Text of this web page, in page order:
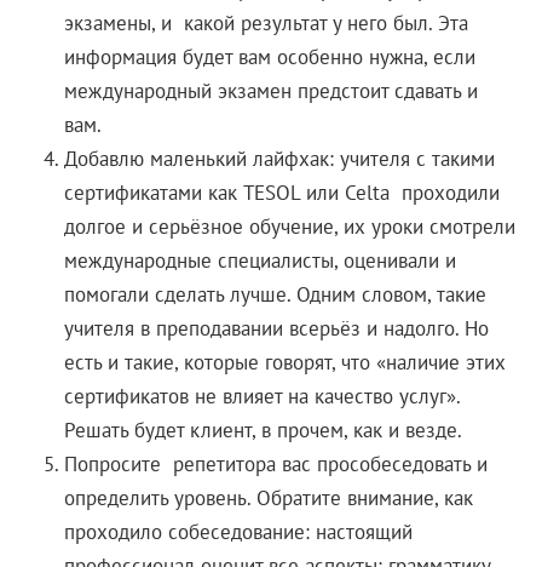
экзамены, и какой результат у него был. Эта
информация будет вам особенно нужна, если
международный экзамен предстоит сдавать и
вам.
Добавлю маленький лайфхак: учителя с такими
сертификатами как TESOL или Celta проходили
долгое и серьёзное обучение, их уроки смотрели
международные специалисты, оценивали и
помогали сделать лучше. Одним словом, такие
учителя в преподавании всерьёз и надолго. Но
есть и такие, которые говорят, что «наличие этих
сертификатов не влияет на качество услуг».
Решать будет клиент, в прочем, как и везде.
Попросите репетитора вас прособеседовать и
определить уровень. Обратите внимание, как
проходило собеседование: настоящий